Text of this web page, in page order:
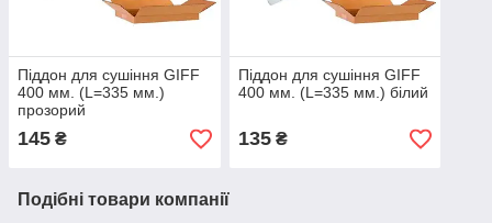
Піддон для сушіння GIFF
400 мм. (L=335 мм.)
прозорий
145 ₴
Піддон для сушіння GIFF
400 мм. (L=335 мм.) білий
135₴
Подібні товари компанії